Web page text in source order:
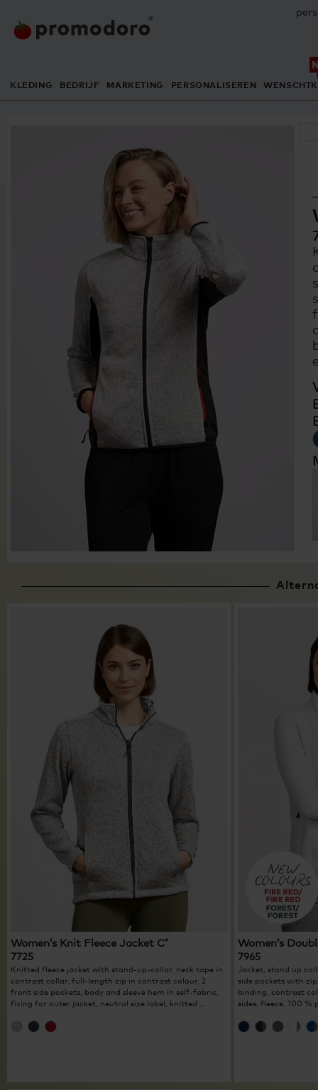
KLEDING BEDRIJF MARKETING PERSONALISEREN
Women’s Knit Fleece Jacket C⁺
7725
Knitted fleece jacket with stand-up-collar, neck tape in
contrast collar, full-length zip in contrast colour, 2
front side pockets, body and sleeve hem in self-fabric,
fixing for outer jacket, neutral size label, knitted ...
Women’s
7965
Jacket, stand up
side pockets with
binding, contrast
sides, fleece, 100 %